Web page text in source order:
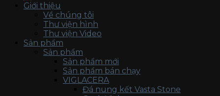
Giới thiệu
Về chúng tôi
Thư viện hình
Thư viện Video
Sản phẩm
Sản phẩm
Sản phẩm mới
Sản phẩm bán chạy
VIGLACERA
Đá nung kết Vasta Stone